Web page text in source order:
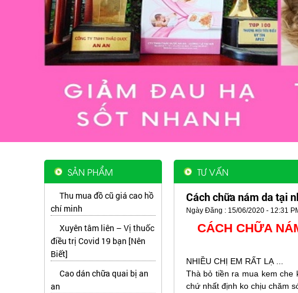
SẢN PHẨM
Thu mua đồ cũ giá cao hồ
chí minh
Xuyên tâm liên – Vị thuốc
điều trị Covid 19 bạn [Nên
Biết]
Cao dán chữa quai bị an
an
TƯ VẤN
Cách chữa nám da tại
Ngày Đăng : 15/06/2020 - 12:31
CÁCH CHỮA
NHIỀU CHỊ EM RẤT LẠ ...
Thà bỏ tiền ra mua kem che
chứ nhất định ko chịu chăm